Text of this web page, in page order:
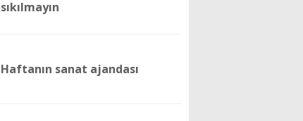
sıkılmayın
Haftanın sanat ajandası